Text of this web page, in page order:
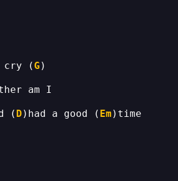
cry ( G
( D )had a good ( Em